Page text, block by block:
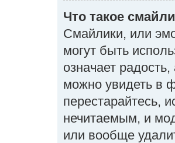
Что такое
Смайлики, или
могут быть
означает
можно увидеть в
перестарайтесь,
нечитаемым, и
или вообще